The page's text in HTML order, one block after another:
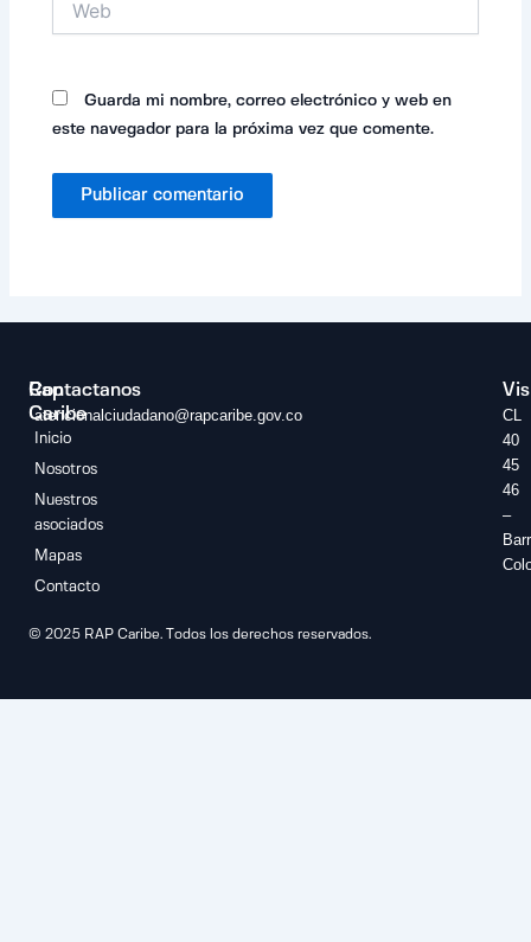
Guarda mi nombre, correo electrónico y web en
este navegador para la próxima vez que comente.
Rap
Caribe
Inicio
Nosotros
Nuestros
asociados
Mapas
Contacto
Contactanos
atencionalciudadano@rapcaribe.gov.co
CL
40
45
46
–
© 2025 RAP Caribe. Todos los derechos reservados.